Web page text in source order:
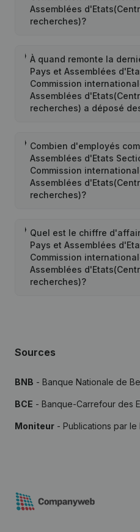
Assemblées
recherches)?
À quand remonte la
Pays et Assemblées
Commission
Assemblées
recherches) a déposé
Combien d'employés
Assemblées d'Etats
Commission
Assemblées
recherches)?
Quel est le chiffre
Pays et Assemblées
Commission
Assemblées
recherches)?
Sources
BNB - Banque Nationale de
BCE - Banque-Carrefour des
Moniteur - Publications par